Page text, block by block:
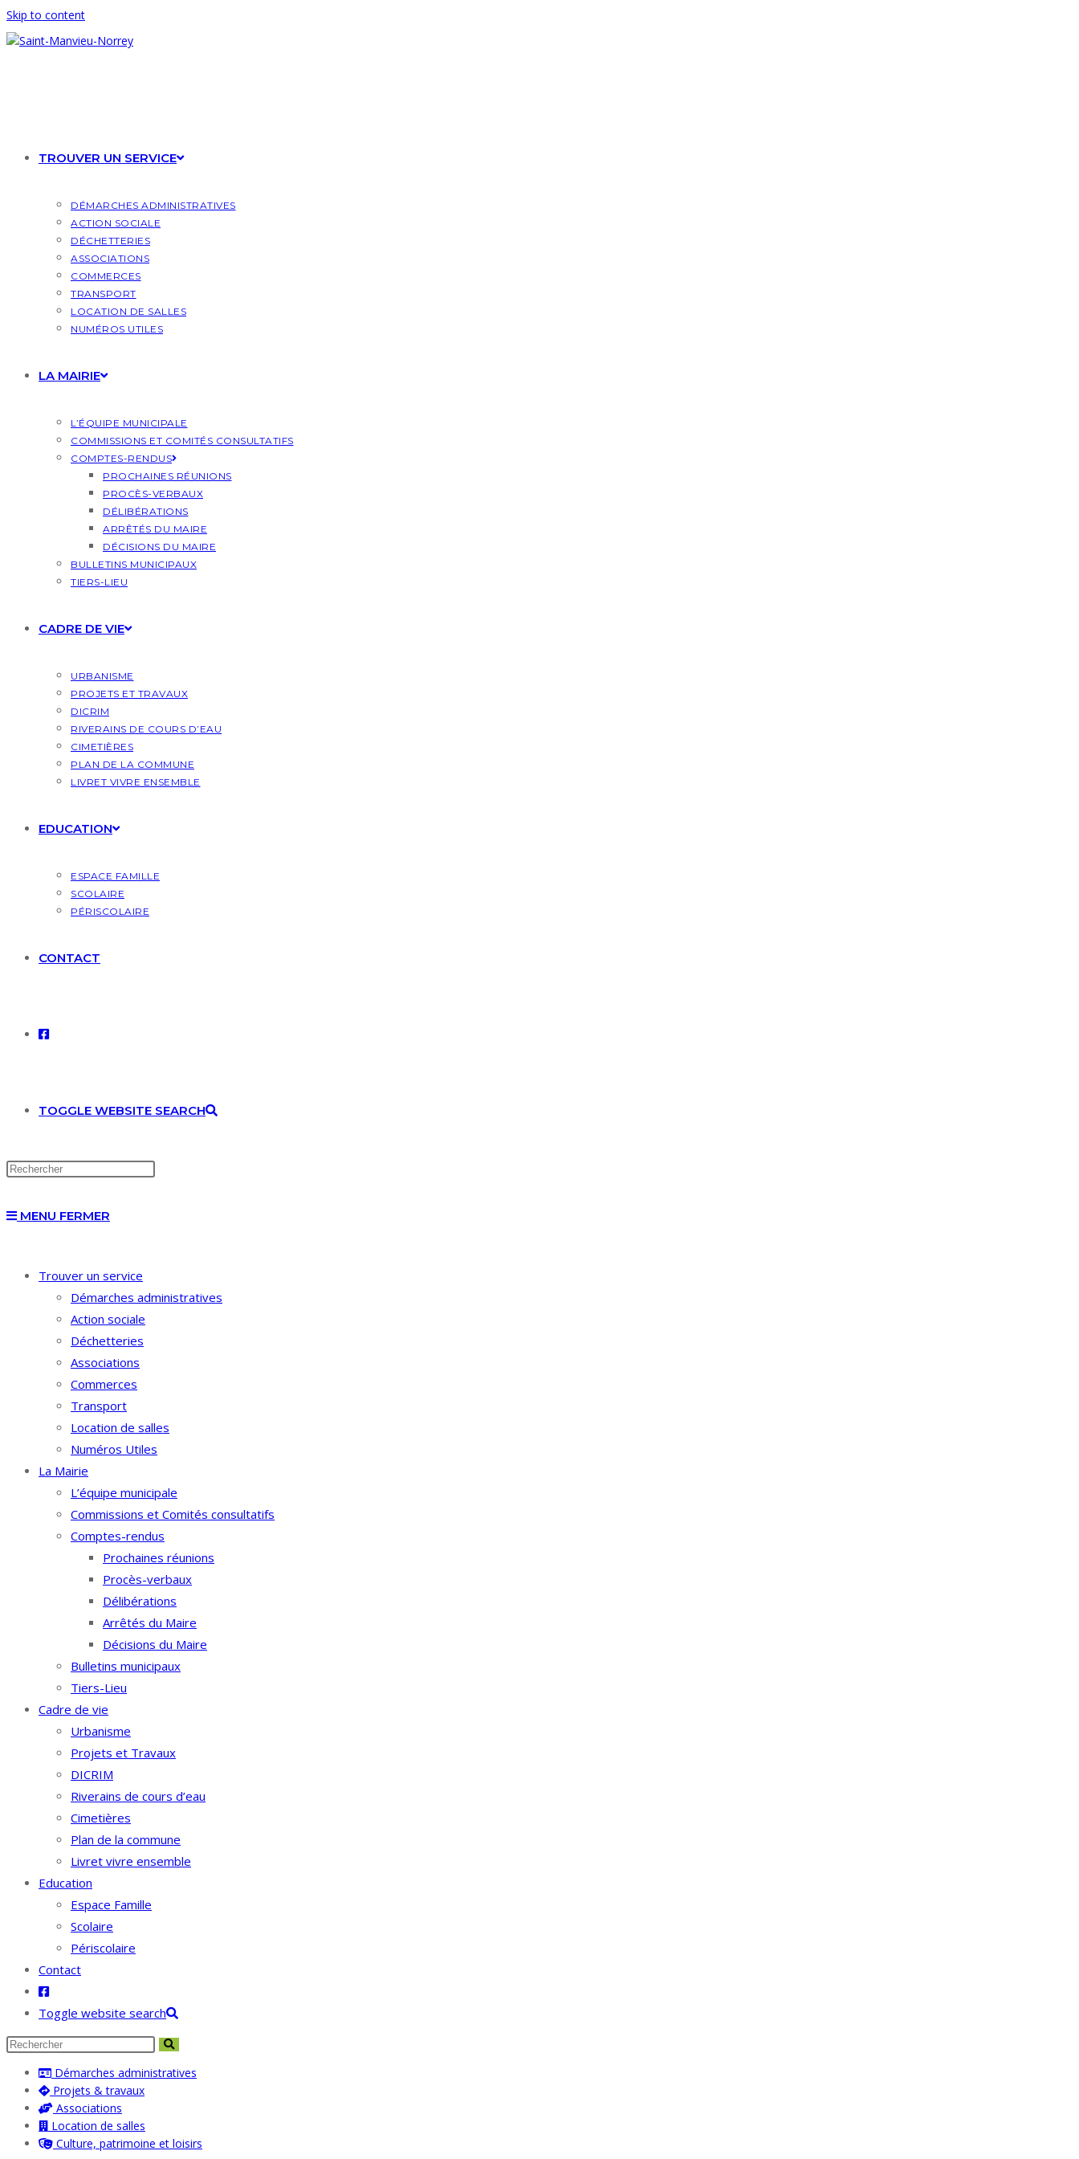
Skip to content
TROUVER UN SERVICE
DÉMARCHES ADMINISTRATIVES
ACTION SOCIALE
DÉCHETTERIES
ASSOCIATIONS
COMMERCES
TRANSPORT
LOCATION DE SALLES
NUMÉROS UTILES
LA MAIRIE
L’ÉQUIPE MUNICIPALE
COMMISSIONS ET COMITÉS CONSULTATIFS
COMPTES-RENDUS
PROCHAINES RÉUNIONS
PROCÈS-VERBAUX
DÉLIBÉRATIONS
ARRÊTÉS DU MAIRE
DÉCISIONS DU MAIRE
BULLETINS MUNICIPAUX
TIERS-LIEU
CADRE DE VIE
URBANISME
PROJETS ET TRAVAUX
DICRIM
RIVERAINS DE COURS D’EAU
CIMETIÈRES
PLAN DE LA COMMUNE
LIVRET VIVRE ENSEMBLE
EDUCATION
ESPACE FAMILLE
SCOLAIRE
PÉRISCOLAIRE
CONTACT
TOGGLE WEBSITE SEARCH
MENU FERMER
Trouver un service
Démarches administratives
Action sociale
Déchetteries
Associations
Commerces
Transport
Location de salles
Numéros Utiles
La Mairie
L’équipe municipale
Commissions et Comités consultatifs
Comptes-rendus
Prochaines réunions
Procès-verbaux
Délibérations
Arrêtés du Maire
Décisions du Maire
Bulletins municipaux
Tiers-Lieu
Cadre de vie
Urbanisme
Projets et Travaux
DICRIM
Riverains de cours d’eau
Cimetières
Plan de la commune
Livret vivre ensemble
Education
Espace Famille
Scolaire
Périscolaire
Contact
Toggle website search
Démarches administratives
Projets & travaux
Associations
Location de salles
Culture, patrimoine et loisirs